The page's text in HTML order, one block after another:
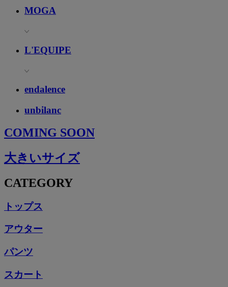
MOGA
L'EQUIPE
endalence
unbilanc
COMING SOON
大きいサイズ
CATEGORY
トップス
アウター
パンツ
スカート